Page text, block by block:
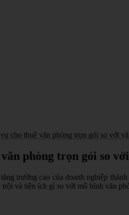
cho thuê văn phòng trọn gói so với
phòng trọn gói so
trưởng cao của doanh nghiệp
và tiện ích gì so với mô hình văn